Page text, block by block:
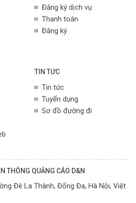
Đăng ký dịch vụ
Thanh toán
Đăng ký
TIN TỨC
Tin tức
Tuyển dụng
Sơ đồ đường đi
THÔNG QUẢNG CÁO D&N
Đê La Thành, Đống Đa, Hà Nội, Việt